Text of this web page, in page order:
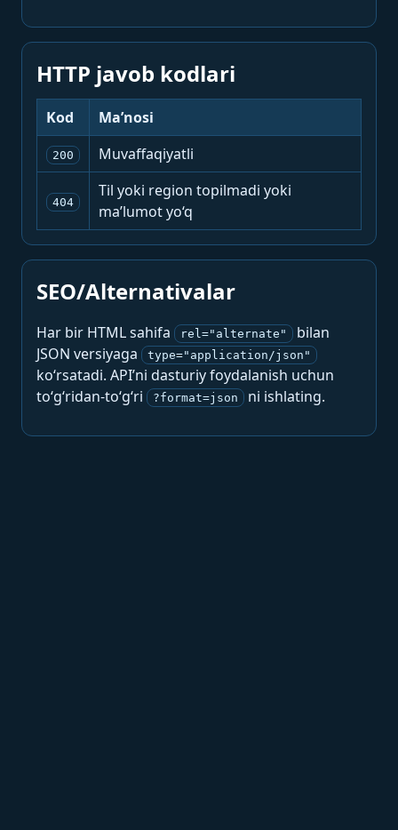
HTTP javob kodlari
Kod Ma’nosi
200 Muvaffaqiyatli
404
Til yoki region topilmadi yoki
ma’lumot yo‘q
SEO/Alternativalar
Har bir HTML sahifa rel="alternate"
bilan
JSON versiyaga
type="application/json"
ko‘rsatadi. API’ni dasturiy foydalanish uchun
to‘g‘ridan-to‘g‘ri
?format=json ni ishlating.